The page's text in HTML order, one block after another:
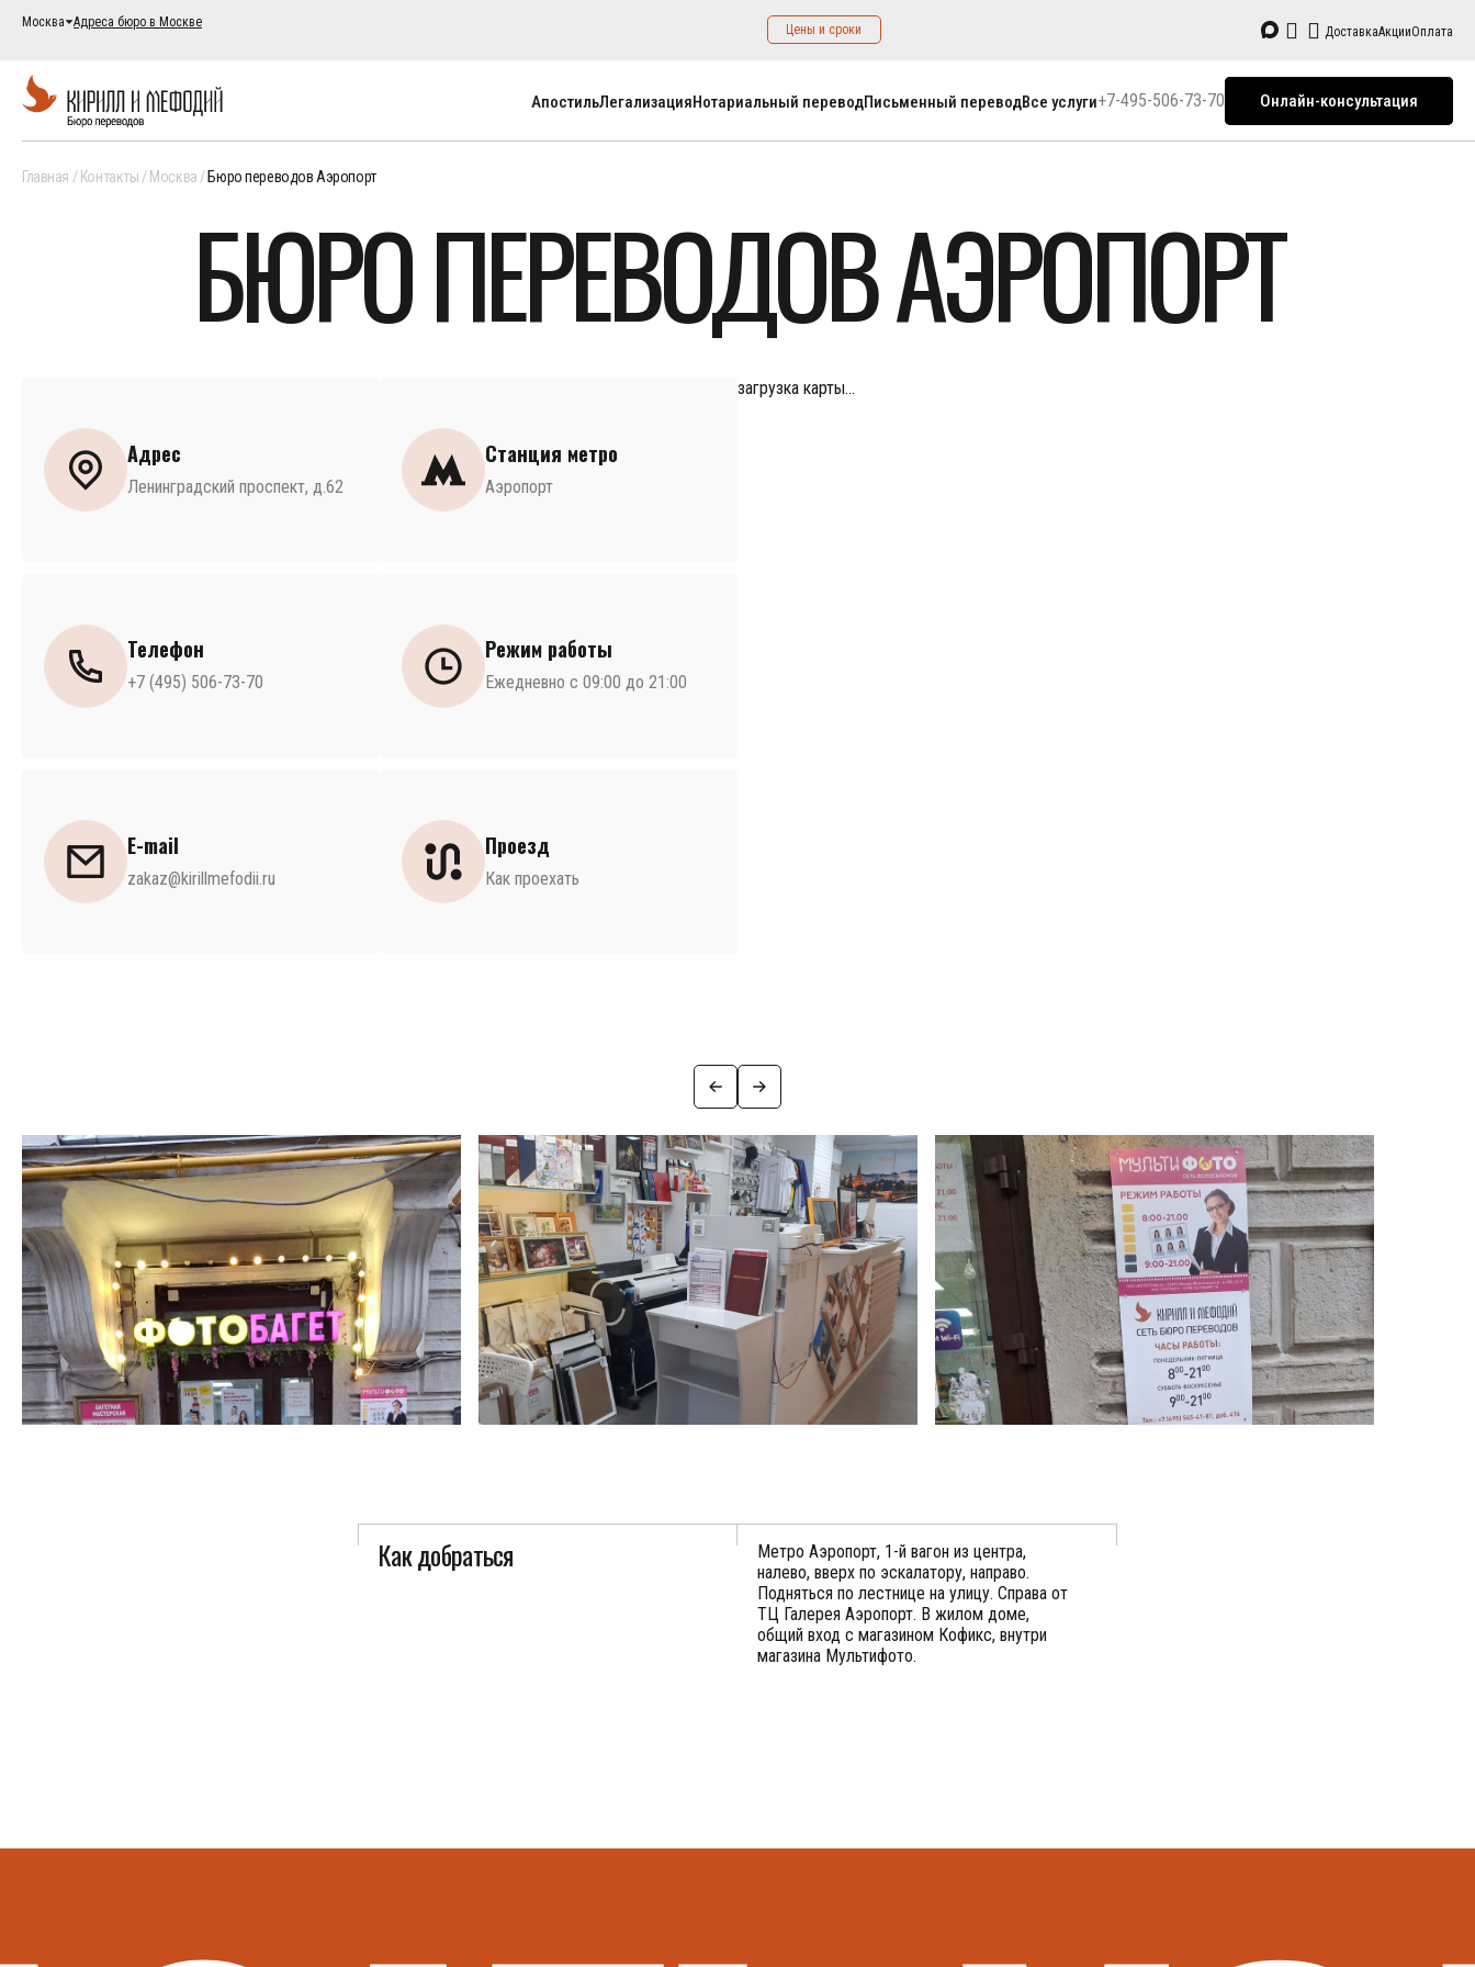
Москва Адреса бюро в Москве Цены и сроки ДоставкаАкцииОплата
АпостильЛегализацияНотариальный переводПисьменный переводВсе услуги+7-495-506-73-70 Онлайн-консультация
Главная Контакты Москва Бюро переводов Аэропорт
БЮРО ПЕРЕВОДОВ АЭРОПОРТ
Адрес
Ленинградский проспект, д.62
Станция метро
Аэропорт
Телефон
+7 (495) 506-73-70
Режим работы
Ежедневно с 09:00 до 21:00
E-mail
zakaz@kirillmefodii.ru
Проезд
Как проехать
загрузка карты...
Как добраться
Метро Аэропорт, 1-й вагон из центра,
налево, вверх по эскалатору, направо.
Подняться по лестнице на улицу. Справа от
ТЦ Галерея Аэропорт. В жилом доме,
общий вход с магазином Кофикс, внутри
магазина Мультифото.